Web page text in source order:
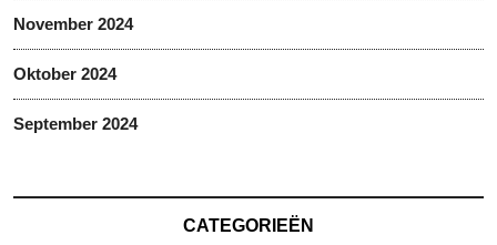
November 2024
Oktober 2024
September 2024
CATEGORIEËN